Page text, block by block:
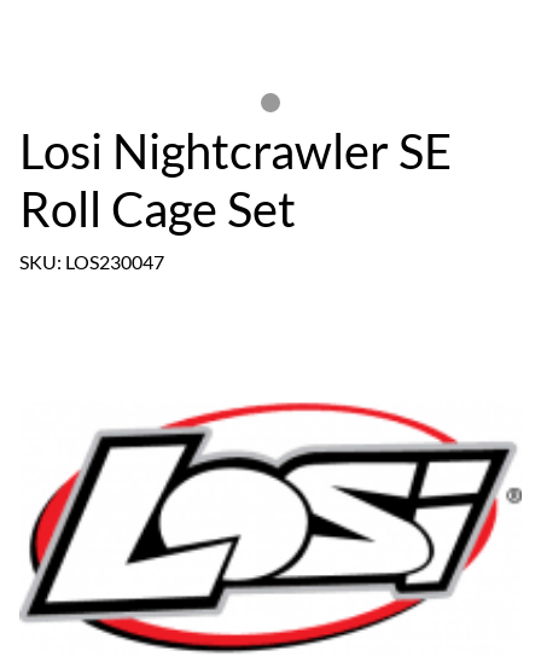
Losi Nightcrawler SE
Roll Cage Set
SKU: LOS230047